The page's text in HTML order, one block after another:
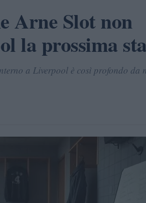
Arne Slot non
la prossima
a Liverpool è così profondo da